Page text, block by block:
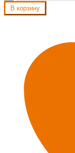
В корзину